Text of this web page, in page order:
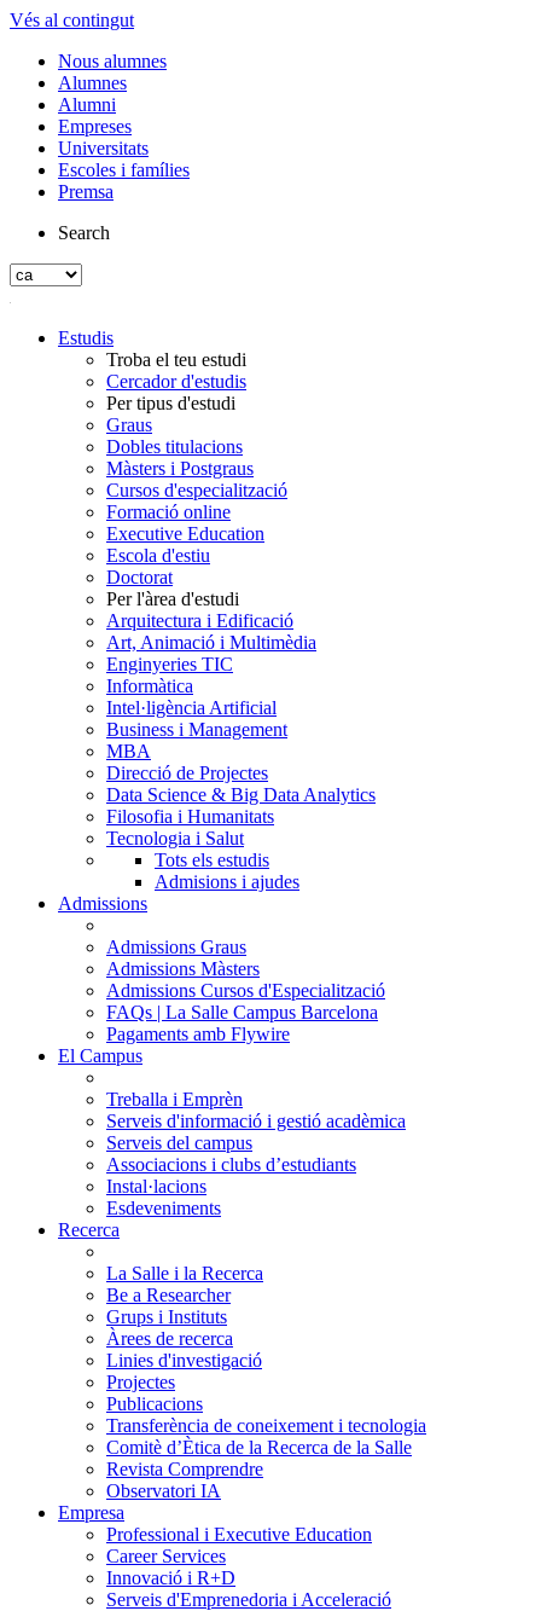
Vés al contingut
Nous alumnes
Alumnes
Alumni
Empreses
Universitats
Escoles i famílies
Premsa
Search
Estudis
Troba el teu estudi
Cercador d'estudis
Per tipus d'estudi
Graus
Dobles titulacions
Màsters i Postgraus
Cursos d'especialització
Formació online
Executive Education
Escola d'estiu
Doctorat
Per l'àrea d'estudi
Arquitectura i Edificació
Art, Animació i Multimèdia
Enginyeries TIC
Informàtica
Intel·ligència Artificial
Business i Management
MBA
Direcció de Projectes
Data Science & Big Data Analytics
Filosofia i Humanitats
Tecnologia i Salut
Tots els estudis
Admisions i ajudes
Admissions
Admissions Graus
Admissions Màsters
Admissions Cursos d'Especialització
FAQs | La Salle Campus Barcelona
Pagaments amb Flywire
El Campus
Treballa i Emprèn
Serveis d'informació i gestió acadèmica
Serveis del campus
Associacions i clubs d’estudiants
Instal·lacions
Esdeveniments
Recerca
La Salle i la Recerca
Be a Researcher
Grups i Instituts
Àrees de recerca
Linies d'investigació
Projectes
Publicacions
Transferència de coneixement i tecnologia
Comitè d’Ètica de la Recerca de la Salle
Revista Comprendre
Observatori IA
Empresa
Professional i Executive Education
Career Services
Innovació i R+D
Serveis d'Emprenedoria i Acceleració